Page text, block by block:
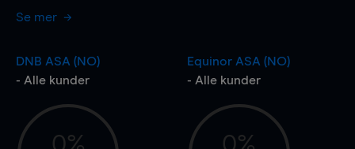
Se mer
DNB ASA (NO)
- Alle kunder
Equinor ASA (NO)
- Alle kunder